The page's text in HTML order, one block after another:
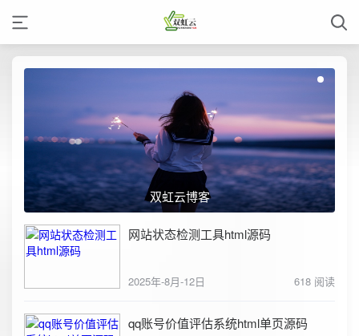
双虹云博客
网站状态检测工具html源码
2025年-8月-12日 618 阅读
qq账号价值评估系统html单页源码